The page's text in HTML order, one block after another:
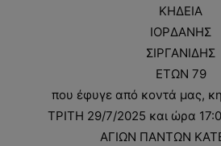
ΚΗΔΕΙΑ
ΙΟΡΔΑΝΗΣ
ΣΙΡΓΑΝΙΔΗΣ
ΕΤΩΝ 79
που έφυγε από κοντά μας,
ΤΡΙΤΗ 29/7/2025 και ώρα
ΑΓΙΩΝ ΠΑΝΤΩΝ